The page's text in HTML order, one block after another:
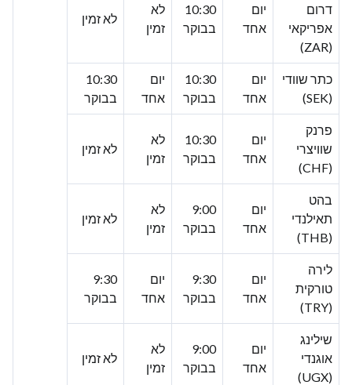
דרום
אפריקאי
(ZAR)
יום
אחד
10:30
בבוקר
לא
זמין
לא זמין
כתר שוודי
(SEK)
יום
אחד
10:30
בבוקר
יום
אחד
10:30
בבוקר
פרנק
שוויצרי
(CHF)
יום
אחד
10:30
בבוקר
לא
זמין
לא זמין
בהט
תאילנדי
(THB)
יום
אחד
9:00
בבוקר
לא
זמין
לא זמין
לירה
טורקית
(TRY)
יום
אחד
9:30
בבוקר
יום
אחד
9:30
בבוקר
שילינג
אוגנדי
(UGX)
יום
אחד
9:00
בבוקר
לא
זמין
לא זמין